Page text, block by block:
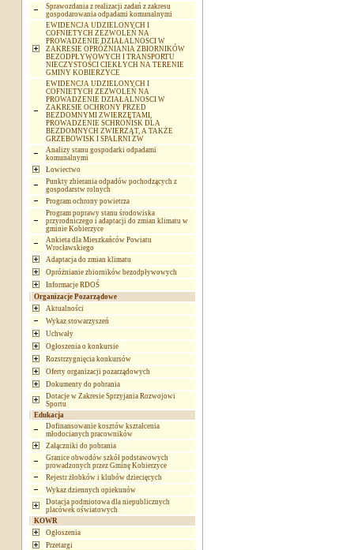
Sprawozdania z realizacji zadań z zakresu
gospodarowania odpadami komunalnymi
EWIDENCJA UDZIELONYCH I
COFNIETYCH ZEZWOLEŃ NA
PROWADZENIE DZIAŁALNOSCI W
ZAKRESIE OPRÓŻNIANIA ZBIORNIKÓW
BEZODPŁYWOWYCH I TRANSPORTU
NIECZYSTOŚCI CIEKŁYCH NA TERENIE
GMINY KOBIERZYCE
EWIDENCJA UDZIELONYCH I
COFNIETYCH ZEZWOLEŃ NA
PROWADZENIE DZIAŁALNOSCI W
ZAKRESIE OCHRONY PRZED
BEZDOMNYMI ZWIERZĘTAMI,
PROWADZENIE SCHRONISK DLA
BEZDOMNYCH ZWIERZĄT, A TAKŻE
GRZEBOWISK I SPALRNI ZW
Analizy stanu gospodarki odpadami
komunalnymi
Łowiectwo
Punkty zbierania odpadów pochodzących z
gospodarstw rolnych
Program ochrony powietrza
Program poprawy stanu środowiska
przyrodniczego i adaptacji do zmian klimatu w
gminie Kobierzyce
Ankieta dla Mieszkańców Powiatu
Wrocławskiego
Adaptacja do zmian klimatu
Opróżnianie zbiorników bezodpływowych
Informacje RDOŚ
Organizacje Pozarządowe
Aktualności
Wykaz stowarzyszeń
Uchwały
Ogłoszenia o konkursie
Rozstrzygnięcia konkursów
Oferty organizacji pozarządowych
Dokumenty do pobrania
Dotacje w Zakresie Sprzyjania Rozwojowi
Sportu
Edukacja
Dofinansowanie kosztów kształcenia
młodocianych pracowników
Załączniki do pobrania
Granice obwodów szkół podstawowych
prowadzonych przez Gminę Kobierzyce
Rejestr żłobków i klubów dziecięcych
Wykaz dziennych opiekunów
Dotacja podmiotowa dla niepublicznych
placówek oświatowych
KOWR
Ogłoszenia
Przetargi